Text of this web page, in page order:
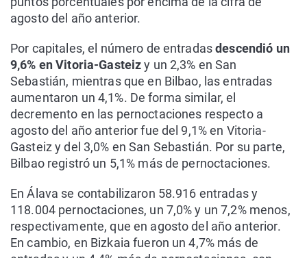
agosto del año anterior.
Por capitales, el número de entradasdescendió un
9,6% en Vitoria-Gasteizy un 2,3% en San
Sebastián, mientras que en Bilbao, las entradas
aumentaron un 4,1%. De forma similar, el
decremento en las pernoctaciones respecto a
agosto del año anterior fue del 9,1% en Vitoria-
Gasteiz y del 3,0% en San Sebastián. Por su parte,
Bilbao registró un 5,1% más de pernoctaciones.
En Álava se contabilizaron 58.916 entradas y
118.004 pernoctaciones, un 7,0% y un 7,2% menos,
respectivamente, que en agosto del año anterior.
En cambio, en Bizkaia fueron un 4,7% más de